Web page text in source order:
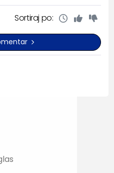
Sortiraj po: